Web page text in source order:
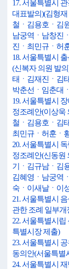
17. 서울특별시
대표발의)(김형
철ㆍ김용호ㆍ김
남궁역ㆍ남창진
진ㆍ최민규ㆍ허
18. 서울특별시
(신복자 의원 발
태ㆍ김재진ㆍ김
박춘선ㆍ임춘대
19. 서울특별시
정조례안(이상욱
철ㆍ김용호ㆍ김
최민규ㆍ허훈ㆍ
20. 서울특별시
정조례안(신동원
기ㆍ김규남ㆍ김
김혜영ㆍ남궁역
숙ㆍ이새날ㆍ이
21. 서울특별시
관한 조례 일부
22. 서울특별시
특별시장 제출)
23. 서울특별시
동의안(서울특별
24. 서울특별시